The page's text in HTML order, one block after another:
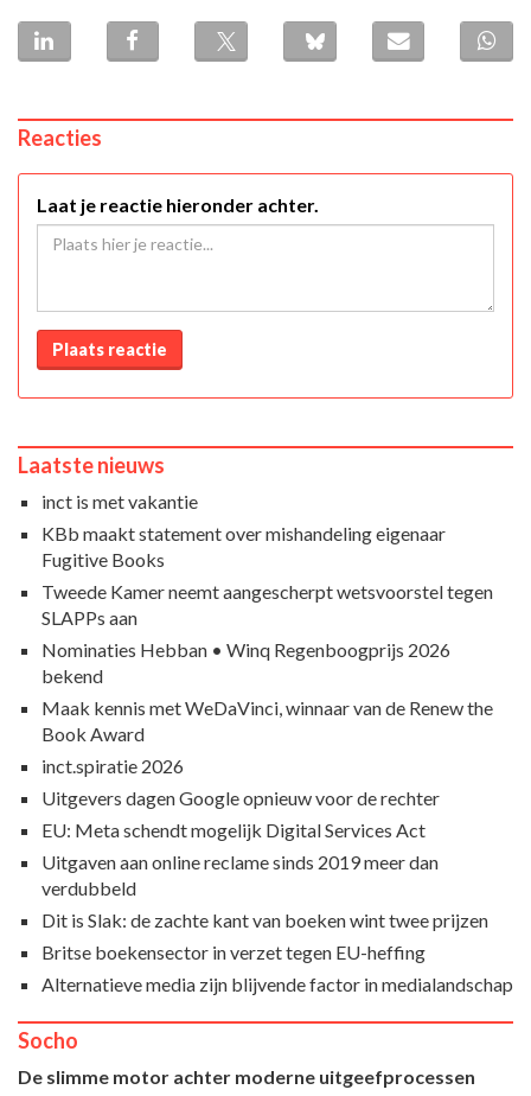
Reacties
Laat je reactie hieronder achter.
Plaats reactie
Laatste nieuws
inct is met vakantie
KBb maakt statement over mishandeling eigenaar
Fugitive Books
Tweede Kamer neemt aangescherpt wetsvoorstel tegen
SLAPPs aan
Nominaties Hebban • Winq Regenboogprijs 2026
bekend
Maak kennis met WeDaVinci, winnaar van de Renew the
Book Award
inct.spiratie 2026
Uitgevers dagen Google opnieuw voor de rechter
EU: Meta schendt mogelijk Digital Services Act
Uitgaven aan online reclame sinds 2019 meer dan
verdubbeld
Dit is Slak: de zachte kant van boeken wint twee prijzen
Britse boekensector in verzet tegen EU-heffing
Alternatieve media zijn blijvende factor in medialandschap
Socho
De slimme motor achter moderne uitgeefprocessen